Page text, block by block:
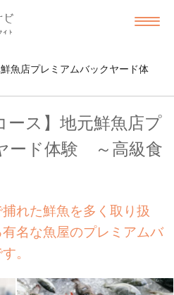
魚店プレミアムバックヤード体
ース】地元鮮魚店プ
ード体験 ～高級食
れた鮮魚を多く取り扱
名な魚屋のプレミアムバ
。